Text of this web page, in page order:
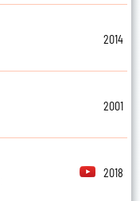
2014
2001
2018